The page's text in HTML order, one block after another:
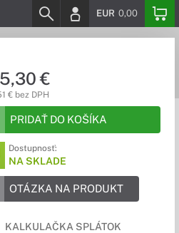
EUR 0,00
€
€ bez DPH
PRIDAŤ DO KOŠÍKA
Dostupnosť:
NA SKLADE
OTÁZKA NA PRODUKT
KALKULAČKA SPLÁTOK